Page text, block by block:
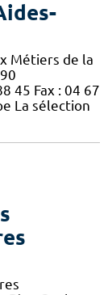
Métiers de la
45 Fax : 04 67
La sélection